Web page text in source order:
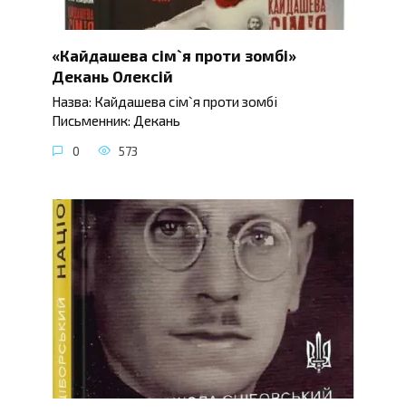
«Кайдашева сім`я проти зомбі»
Декань Олексій
Назва: Кайдашева сім`я проти зомбі
Письменник: Декань
0 573